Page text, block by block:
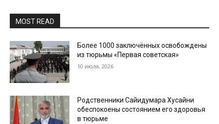
MOST READ
Более 1000 заключённых освобождены
из тюрьмы «Первая советская»
10 июля, 2026
Родственники Сайидумара Хусайни
обеспокоены состоянием его здоровья
в тюрьме